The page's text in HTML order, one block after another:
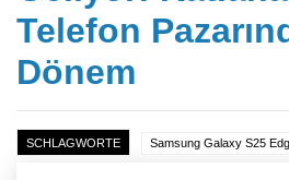
Telefon
Dönem
SCHLAGWORTE Samsung Galaxy S25